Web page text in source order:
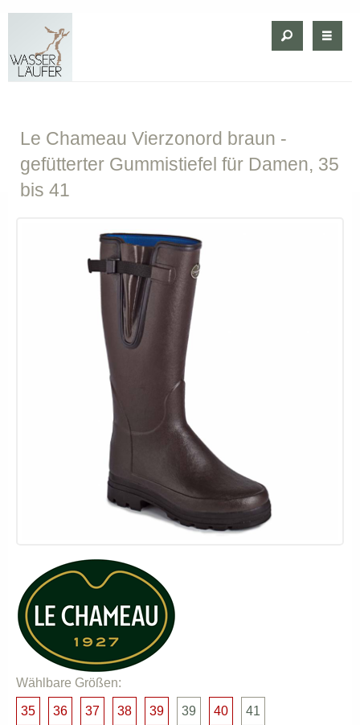
Le Chameau Vierzonord braun -
gefütterter Gummistiefel für Damen, 35
bis 41
Wählbare Größen:
35 36 37 38 39 39 40 41